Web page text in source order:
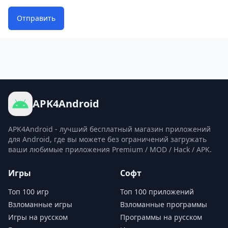
господство на поле боя. Скачайте MWT: Tank Battles
и возглавьте свою армию к победе!
Отправить
APK4Android
APK4Android - лучший бесплатный магазин приложений
для Android, где вы можете без ограничений загружать
ваши любимые приложения Premium / MOD / Hack / APK.
Игры
Топ 100 игр
Взломанные игры
Игры на русском
Софт
Топ 100 приложений
Взломанные программы
Программы на русском